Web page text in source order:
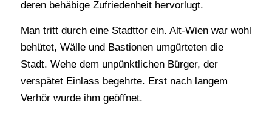
deren behäbige Zufriedenheit hervorlugt.
Man tritt durch eine Stadttor ein. Alt-Wien war wohl
behütet, Wälle und Bastionen umgürteten die
Stadt. Wehe dem unpünktlichen Bürger, der
verspätet Einlass begehrte. Erst nach langem
Verhör wurde ihm geöffnet.